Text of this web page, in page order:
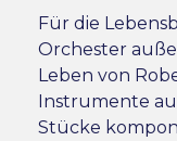
Für die
Orchester
Leben von
Instrumente
Stücke